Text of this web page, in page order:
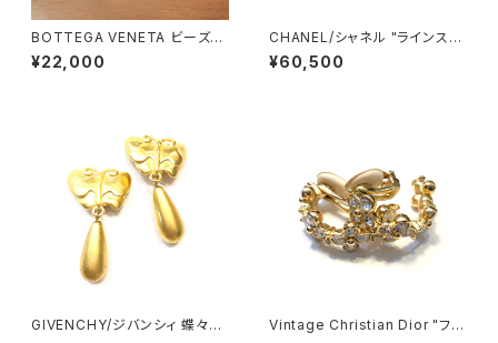
BOTTEGA VENETA ビーズタ
ッセルイヤリング
¥22,000
CHANEL/シャネル "ラインスト
ーン パール調イヤリング"
¥60,500
GIVENCHY/ジバンシィ 蝶々イ
Vintage Christian Dior "フラ